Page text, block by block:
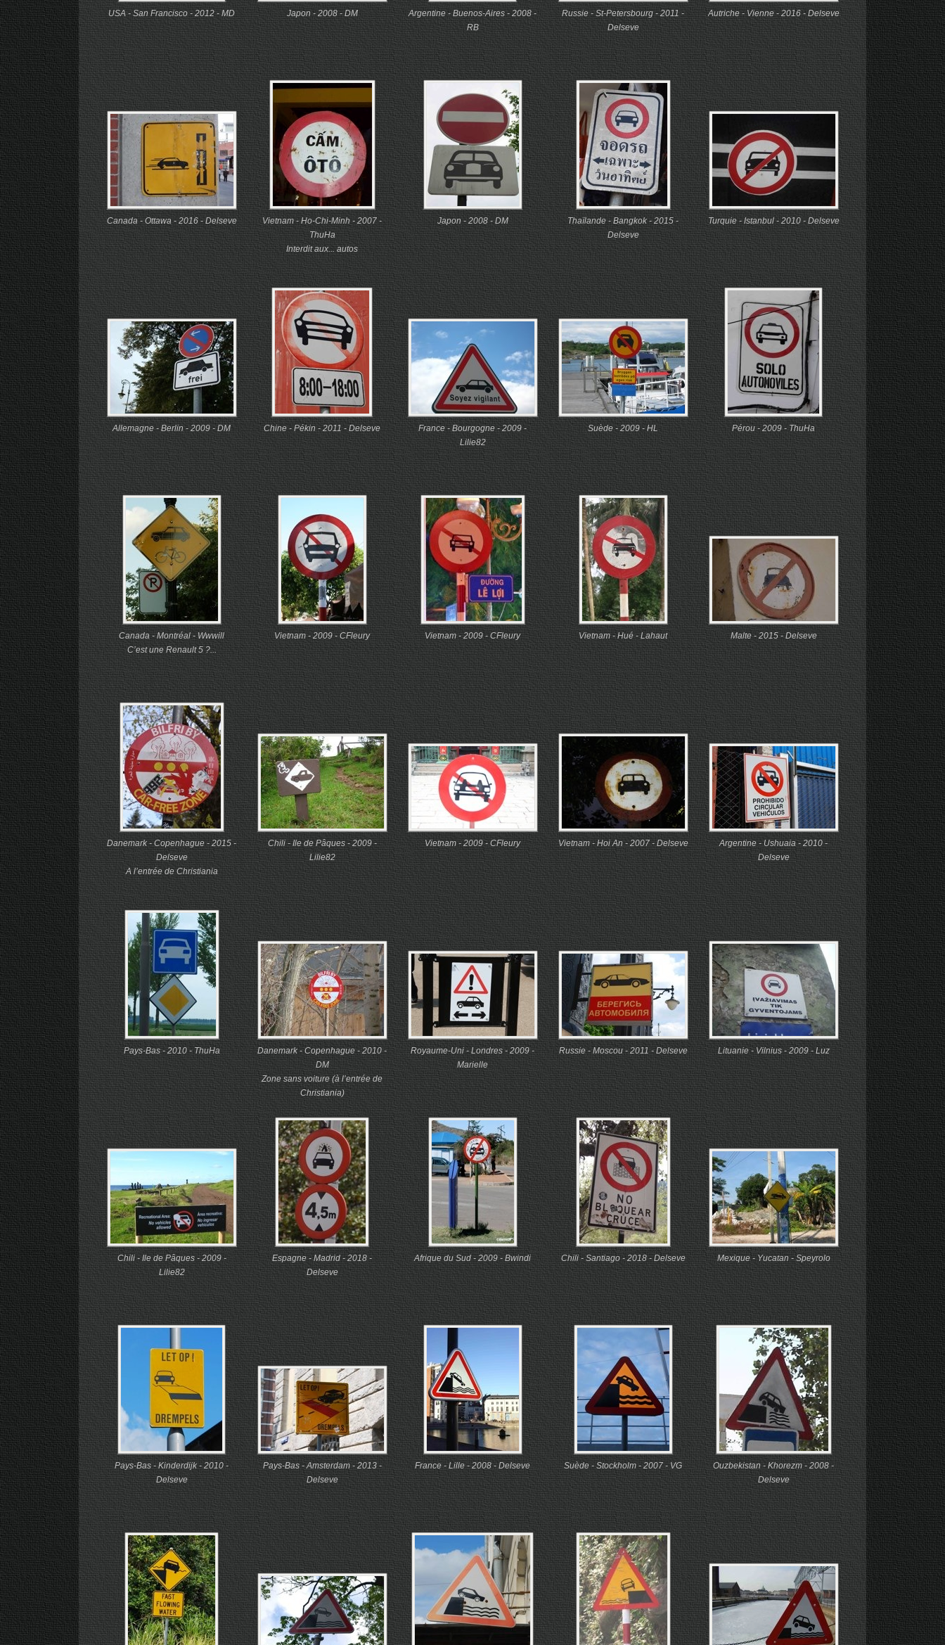
USA - San Francisco - 2012 - MD Japon - 2008 - DM
Argentine - Buenos-Aires - 2008 -
RB
Russie - St-Petersbourg - 2011 -
Delseve
Autriche - Vienne - 2016 - Delseve
Canada - Ottawa - 2016 - Delseve
Vietnam - Ho-Chi-Minh - 2007 -
ThuHa
Interdit aux... autos
Japon - 2008 - DM
Thaïlande - Bangkok - 2015 -
Delseve
Turquie - Istanbul - 2010 - Delseve
Allemagne - Berlin - 2009 - DM Chine - Pékin - 2011 - Delseve
France - Bourgogne - 2009 -
Lilie82
Suède - 2009 - HL Pérou - 2009 - ThuHa
Canada - Montréal - Wwwill
C’est une Renault 5 ?...
Vietnam - 2009 - CFleury Vietnam - 2009 - CFleury Vietnam - Hué - Lahaut Malte - 2015 - Delseve
Danemark - Copenhague - 2015 -
Delseve
A l’entrée de Christiania
Chili - Ile de Pâques - 2009 -
Lilie82
Vietnam - 2009 - CFleury Vietnam - Hoi An - 2007 - Delseve
Argentine - Ushuaia - 2010 -
Delseve
Pays-Bas - 2010 - ThuHa
Danemark - Copenhague - 2010 -
DM
Zone sans voiture (à l’entrée de
Christiania)
Royaume-Uni - Londres - 2009 -
Marielle
Russie - Moscou - 2011 - Delseve Lituanie - Vilnius - 2009 - Luz
Chili - Ile de Pâques - 2009 -
Lilie82
Espagne - Madrid - 2018 -
Delseve
Afrique du Sud - 2009 - Bwindi Chili - Santiago - 2018 - Delseve Mexique - Yucatan - Speyrolo
Pays-Bas - Kinderdijk - 2010 -
Delseve
Pays-Bas - Amsterdam - 2013 -
Delseve
France - Lille - 2008 - Delseve Suède - Stockholm - 2007 - VG
Ouzbekistan - Khorezm - 2008 -
Delseve